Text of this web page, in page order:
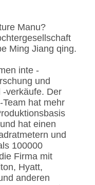
archie I
Schaum.
Leder-
oder
des
beständig
#304 #316,
ausgeführt,
Manu?
Ming Jiang qing.
inte -
und
-verkäufe. Der
hat mehr
hat einen
und
100000
Firma mit
Hyatt,
anderen